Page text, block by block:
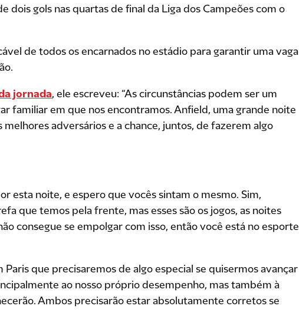
dois gols nas quartas de final da Liga dos Campeões com o
de todos os encarnados no estádio para garantir uma vaga
jornada, ele escreveu: “As circunstâncias podem ser um
familiar em que nos encontramos. Anfield, uma grande noite
melhores adversários e a chance, juntos, de fazerem algo
esta noite, e espero que vocês sintam o mesmo. Sim,
que temos pela frente, mas esses são os jogos, as noites
consegue se empolgar com isso, então você está no esporte
Paris que precisaremos de algo especial se quisermos avançar
ao nosso próprio desempenho, mas também à
Ambos precisarão estar absolutamente corretos se